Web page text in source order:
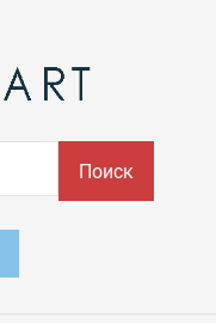
Поиск